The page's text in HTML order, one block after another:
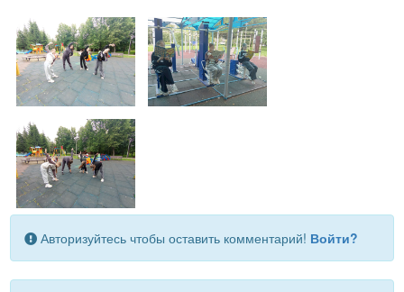
Авторизуйтесь чтобы оставить комментарий! Войти?